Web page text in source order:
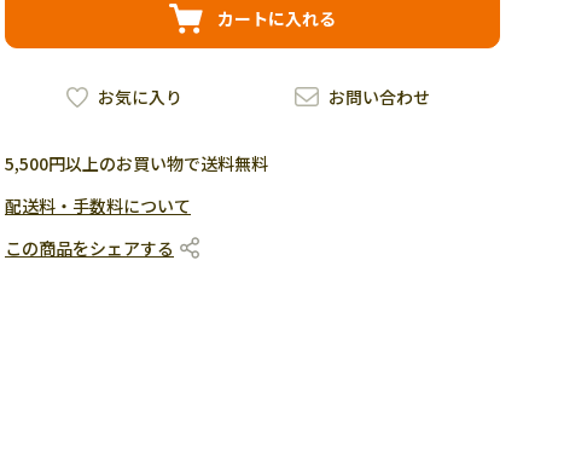
カートに入れる
お問い合わせ
お気に入り
5,500円以上のお買い物で送料無料
配送料・手数料について
この商品をシェアする